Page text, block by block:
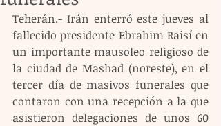
Teherán.- Irán enterró este jueves al
fallecido presidente Ebrahim Raisí en
un importante mausoleo religioso de
la ciudad de Mashad (noreste), en el
tercer día de masivos funerales que
contaron con una recepción a la que
asistieron delegaciones de unos 60